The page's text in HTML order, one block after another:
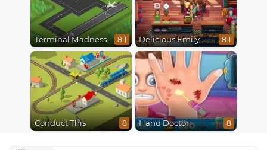
Terminal Madness 8.1 Delicious Emily New Beginning 8.1
Conduct This 8 Hand Doctor 8